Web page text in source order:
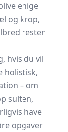
enige
og krop,
resten
hvis du vil
holistisk,
– om
sulten,
have
opgaver